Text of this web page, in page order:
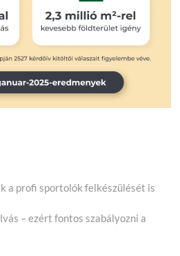
a profi sportolók felkészülését is
– ezért fontos szabályozni a